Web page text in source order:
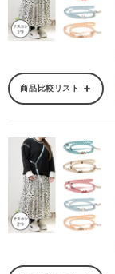
商品比較リスト